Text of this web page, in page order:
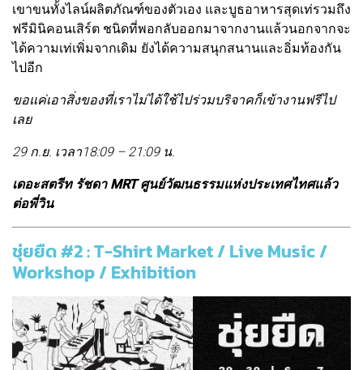
เขาขนทั้งไลน์ผลิตภัณฑ์ของตัวเอง และบูธอาหารสุดเท่รวมถึง
ฟรีมินิคอนเสิร์ต ชนิดที่พอกลับออกมาจากงานแล้วนอกจากจะ
ได้ความเท่เพิ่มจากเดิม ยังได้ความสนุกสนานและอิ่มท้องกัน
ไปอีก
ขอแค่เอาสิ่งของที่เราไม่ได้ใช้ไปร่วมบริจาคก็เข้างานฟรีไป
เลย
29 ก.ย. เวลา18:09 – 21:09 น.
เดอะสตรีท รัชดา MRT ศูนย์วัฒนธรรมแห่งประเทศไทศแล้ว
ต่อพี่วิน
ชุ่ยยืด #2 : T-Shirt Market / Live Music /
Workshop / Exhibition